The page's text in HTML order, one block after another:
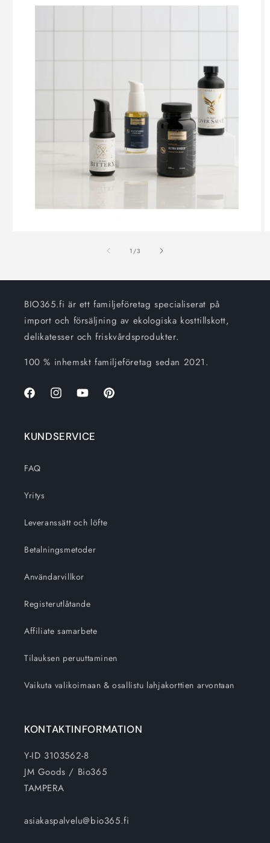
1 //3
BIO365.fi är ett familjeföretag specialiserat på
import och försäljning av ekologiska kosttillskott,
delikatesser och friskvårdsprodukter.
100 % inhemskt familjeföretag sedan 2021.
FacebookInstagramYoutubePinterest
KUNDSERVICE
FAQ
Yritys
Leveranssätt och löfte
Betalningsmetoder
Användarvillkor
Registerutlåtande
Affiliate samarbete
Tilauksen peruuttaminen
Vaikuta valikoimaan & osallistu lahjakorttien arvontaan
KONTAKTINFORMATION
Y-ID 3103562-8
JM Goods / Bio365
TAMPERA
asiakaspalvelu@bio365.fi